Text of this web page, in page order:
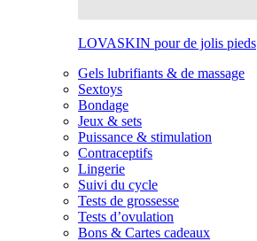
LOVASKIN pour de jolis pieds
Gels lubrifiants & de massage
Sextoys
Bondage
Jeux & sets
Puissance & stimulation
Contraceptifs
Lingerie
Suivi du cycle
Tests de grossesse
Tests d’ovulation
Bons & Cartes cadeaux